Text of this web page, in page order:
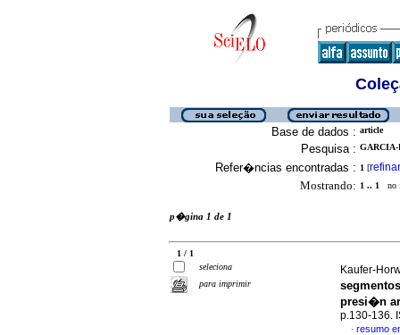
Base de dados : article
Pesquisa :
Refer�ncias encontradas : 1 [refinar
Mostrando: 1 .. 1 no
p�gina 1 de 1
1 / 1
seleciona
para imprimir
Kaufer-
presi�n
p.130-136.
· resumo